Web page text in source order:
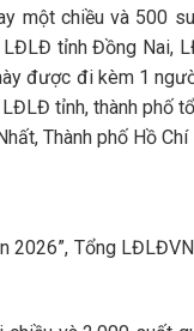
một chiều và 500
tỉnh Đồng Nai,
được đi kèm 1
tỉnh, thành phố
Thành phố Hồ
2026”, Tổng